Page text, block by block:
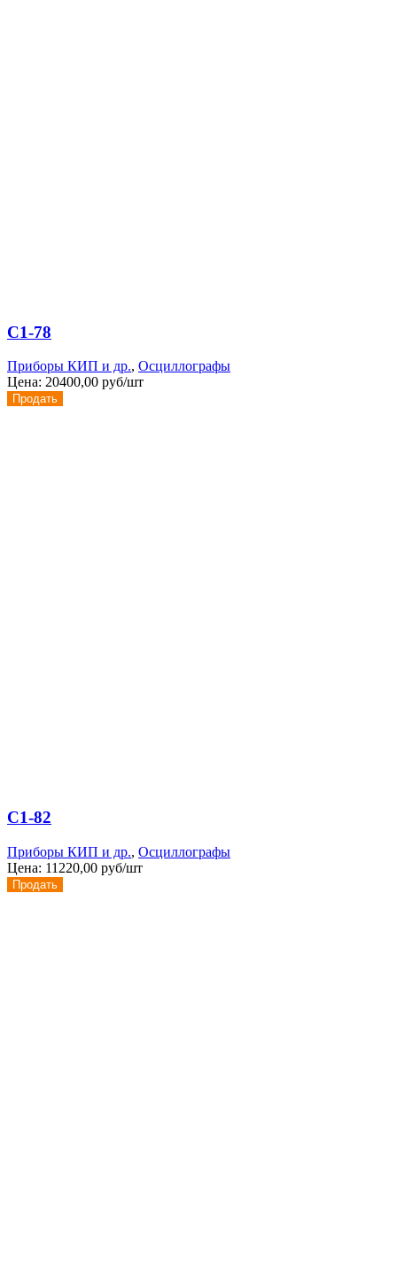
С1-78
Приборы КИП и др., Осциллографы
Цена: 20400,00 руб/шт
Продать
С1-82
Приборы КИП и др., Осциллографы
Цена: 11220,00 руб/шт
Продать